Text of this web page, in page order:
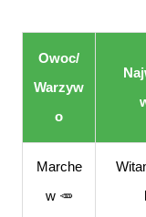
Owoc/
Warzyw
o
Marche
w 🥕